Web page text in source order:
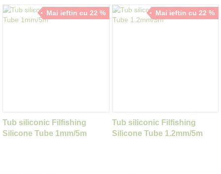
Mai ieftin cu 22 %
Tub siliconic Filfishing
Silicone Tube 1mm/5m
Mai ieftin cu 22 %
Tub siliconic Filfishing
Silicone Tube 1.2mm/5m